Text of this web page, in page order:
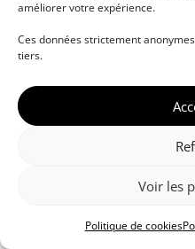
améliorer votre expérience.
Ces données strictement
tiers.
Voir les
Politique de cookies
musicale •